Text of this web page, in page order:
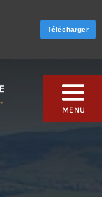
Télécharger